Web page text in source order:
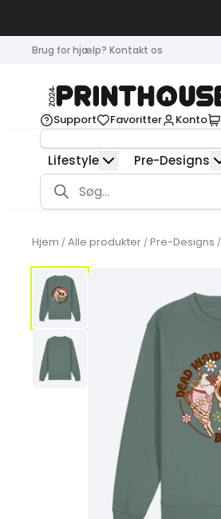
Brug for hjælp? Kontakt os
Support Favoritter Konto
Lifestyle
Pre-Designs
Products
search
Hjem / Alle produkter / Pre-Designs /